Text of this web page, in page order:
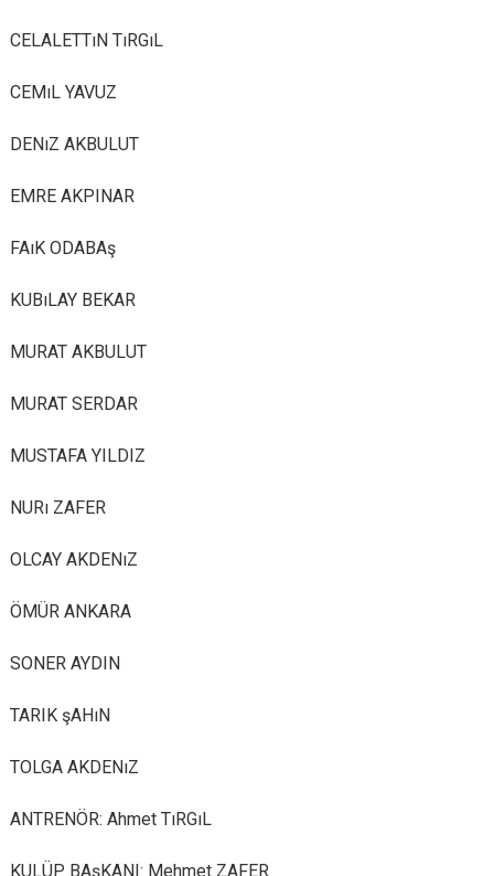
CELALETTıN TıRGıL
CEMıL YAVUZ
DENıZ AKBULUT
EMRE AKPINAR
FAıK ODABAş
KUBıLAY BEKAR
MURAT AKBULUT
MURAT SERDAR
MUSTAFA YILDIZ
NURı ZAFER
OLCAY AKDENıZ
ÖMÜR ANKARA
SONER AYDIN
TARIK şAHıN
TOLGA AKDENıZ
ANTRENÖR: Ahmet TıRGıL
KULÜP BAşKANI: Mehmet ZAFER